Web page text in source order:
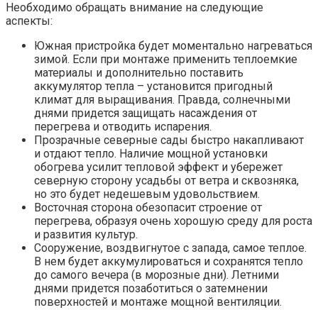
Необходимо обращать внимание на следующие
аспекты:
Южная пристройка будет моментально нагреваться
зимой. Если при монтаже применить теплоемкие
материалы и дополнительно поставить
аккумулятор тепла – установится пригодный
климат для выращивания. Правда, солнечными
днями придется защищать насаждения от
перегрева и отводить испарения.
Прозрачные северные сады быстро накапливают
и отдают тепло. Наличие мощной установки
обогрева усилит тепловой эффект и убережет
северную сторону усадьбы от ветра и сквозняка,
но это будет недешевым удовольствием.
Восточная сторона обезопасит строение от
перегрева, образуя очень хорошую среду для роста
и развития культур.
Сооружение, воздвигнутое с запада, самое теплое.
В нем будет аккумулироваться и сохранятся тепло
до самого вечера (в морозные дни). Летними
днями придется позаботиться о затемнении
поверхностей и монтаже мощной вентиляции.